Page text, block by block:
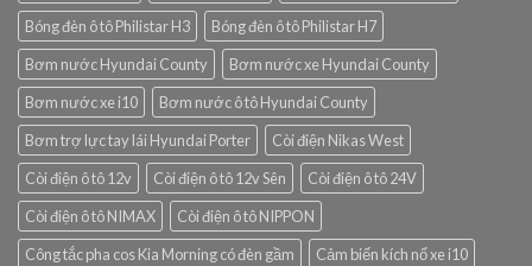
Bóng đèn ô tô Philistar H3
Bóng đèn ô tô Philistar H7
Bơm nước Hyundai County
Bơm nước xe Hyundai County
Bơm nước xe i10
Bơm nước ô tô Hyundai County
Bơm trợ lực tay lái Hyundai Porter
Còi điện Nikas West
Còi điện ô tô 12v
Còi điện ô tô 12v Sên
Còi điện ô tô 24V
Còi điện ô tô NIMAX
Còi điện ô tô NIPPON
Công tắc pha cos Kia Morning có đèn gầm
Cảm biến kích nổ xe i10